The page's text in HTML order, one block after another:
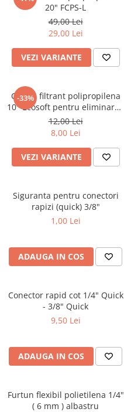
Lampi UV de schimb
Rezervoare
Medii de filtrare
Pompe de presiune
Conectori statie
Contoare si debitmetre
Accesorii diverse
20" FCPS-L
49,00 Lei
29,00 Lei
VEZI VARIANTE
-33%
Cartus filtrant polipropilena
10" Ecosoft pentru eliminarea
sedimentelor
12,00 Lei
8,00 Lei
VEZI VARIANTE
Siguranta pentru conectori
rapizi (quick) 3/8"
1,00 Lei
ADAUGA IN COS
Conector rapid cot 1/4" Quick
- 3/8" Quick
9,50 Lei
ADAUGA IN COS
Furtun flexibil polietilena 1/4"
( 6 mm ) albastru